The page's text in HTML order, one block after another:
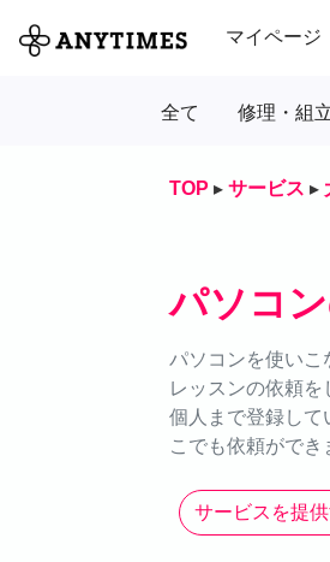
マイページ
全て 修理・組
TOP ▸ サービス ▸
パソコ
パソコンを使いこ
レッスンの依頼
個人まで登録して
こでも依頼ができ
サービスを提